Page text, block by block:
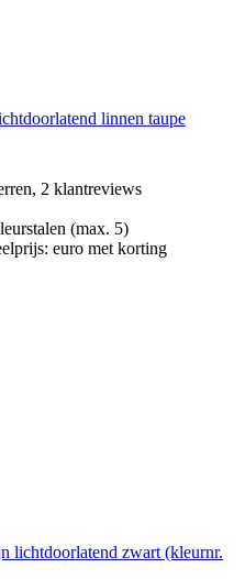
linnen taupe
2 klantreviews
(max. 5)
euro met korting
lichtdoorlatend zwart (kleurnr.